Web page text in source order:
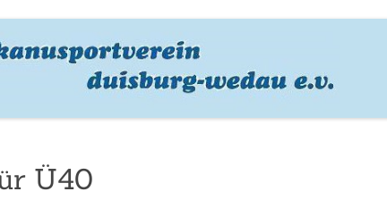
Schüler*innen
Breitensport
Kanuslalom
Ü40